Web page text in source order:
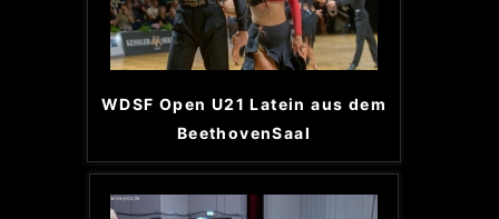
WDSF Open U21 Latein aus dem
BeethovenSaal